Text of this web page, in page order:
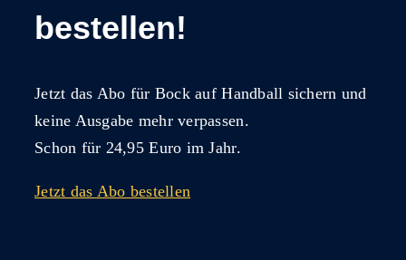
bestellen!
Jetzt das Abo für Bock auf Handball sichern und
keine Ausgabe mehr verpassen.
Schon für 24,95 Euro im Jahr.
Jetzt das Abo bestellen